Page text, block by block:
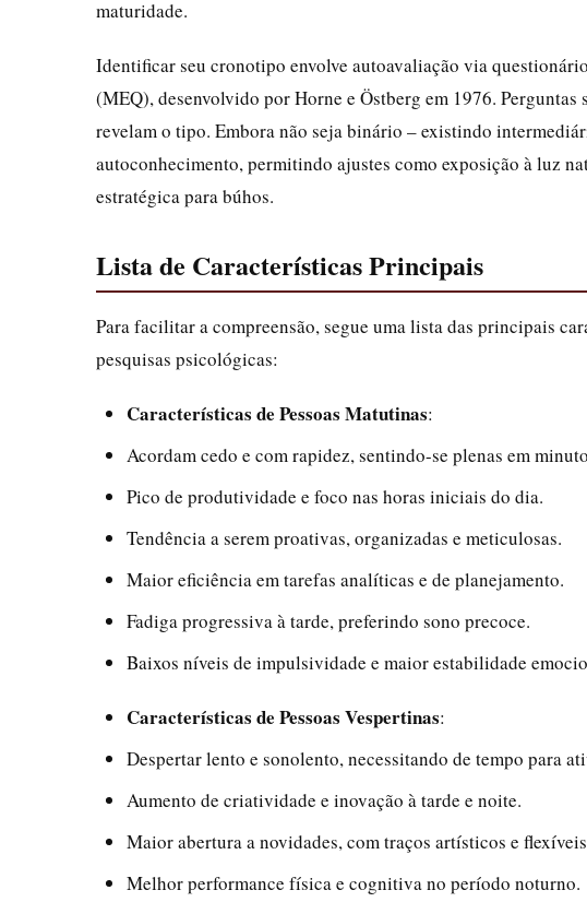
maturidade.
Identificar seu cronotipo envolve autoavaliação via
(MEQ), desenvolvido por Horne e Östberg em 1976.
revelam o tipo. Embora não seja binário – existindo
autoconhecimento, permitindo ajustes como exposição à luz
estratégica para búhos.
Lista de Características Principais
Para facilitar a compreensão, segue uma lista das principais
pesquisas psicológicas:
Características de Pessoas Matutinas:
Acordam cedo e com rapidez, sentindo-se plenas em
Pico de produtividade e foco nas horas iniciais do dia.
Tendência a serem proativas, organizadas e meticulosas.
Maior eficiência em tarefas analíticas e de planejamento.
Fadiga progressiva à tarde, preferindo sono precoce.
Baixos níveis de impulsividade e maior estabilidade
Características de Pessoas Vespertinas:
Despertar lento e sonolento, necessitando de tempo para
Aumento de criatividade e inovação à tarde e noite.
Maior abertura a novidades, com traços artísticos e
Melhor performance física e cognitiva no período noturno.